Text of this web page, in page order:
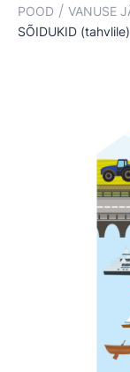
POOD / VANUSE
SÕIDUKID (tahvlile)